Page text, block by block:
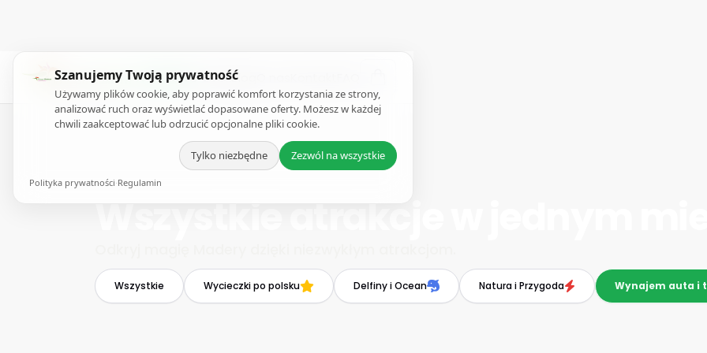
AtrakcjeE-BookBlog
Szanujemy Twoją prywatność
Używamy plików cookie, aby poprawić komfort korzystania ze strony,
analizować ruch oraz wyświetlać dopasowane oferty. Możesz w każdej
chwili zaakceptować lub odrzucić opcjonalne pliki cookie.
Tylko niezbędne Zezwól na wszystkie
Polityka prywatności·Regulamin
Wszystkie Wycieczki po polsku Delfiny i Ocean Natura i Przygoda Wynajem auta i